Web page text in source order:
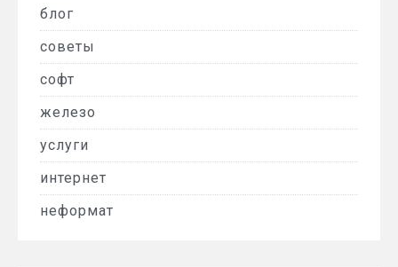
блог
советы
софт
железо
услуги
интернет
неформат